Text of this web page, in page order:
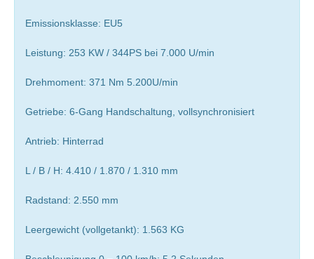
Emissionsklasse: EU5
Leistung: 253 KW / 344PS bei 7.000 U/min
Drehmoment: 371 Nm 5.200U/min
Getriebe: 6-Gang Handschaltung, vollsynchronisiert
Antrieb: Hinterrad
L / B / H: 4.410 / 1.870 / 1.310 mm
Radstand: 2.550 mm
Leergewicht (vollgetankt): 1.563 KG